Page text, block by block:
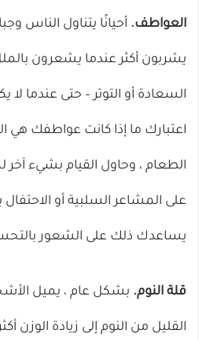
العواطف. أحيانًا يتناول الناس
يشربون أكثر عندما يشعرون
السعادة أو التوتر – حتى عندما
اعتبارك ما إذا كانت عواطفك هي
الطعام ، وحاول القيام بشيء
على المشاعر السلبية أو
يساعدك ذلك على الشعور
قلة النوم. بشكل عام ، يميل
القليل من النوم إلى زيادة الوزن